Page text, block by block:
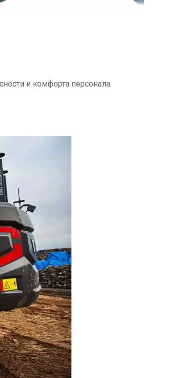
и комфорта персонала.